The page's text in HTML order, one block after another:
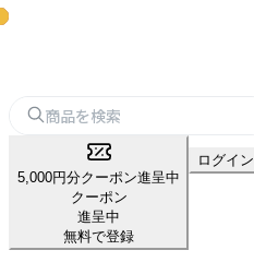
5,000円分クーポン進呈中
クーポン
進呈中
無料で登録
ログイン